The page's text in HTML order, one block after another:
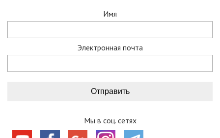
Имя
Электронная почта
Мы в соц. сетях